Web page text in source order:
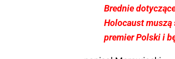
Brednie
Holocaust muszą
premier Polski i